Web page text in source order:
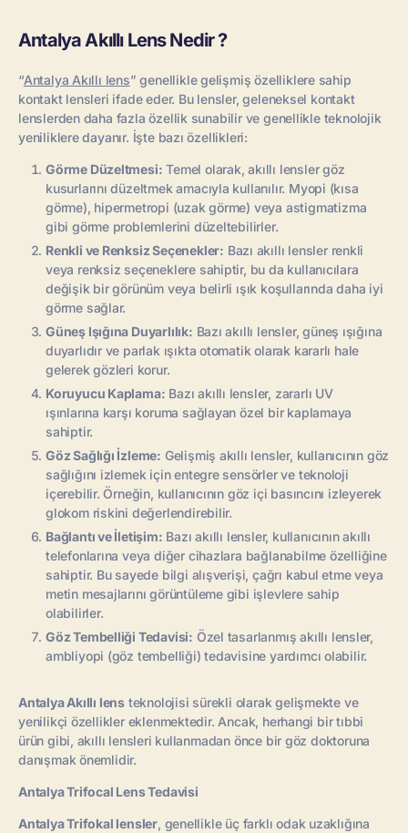
Antalya Akıllı Lens Nedir ?
“Antalya Akıllı lens” genellikle gelişmiş özelliklere sahip
kontakt lensleri ifade eder. Bu lensler, geleneksel kontakt
lenslerden daha fazla özellik sunabilir ve genellikle teknolojik
yeniliklere dayanır. İşte bazı özellikleri:
Görme Düzeltmesi: Temel olarak, akıllı lensler göz
kusurlarını düzeltmek amacıyla kullanılır. Myopi (kısa
görme), hipermetropi (uzak görme) veya astigmatizma
gibi görme problemlerini düzeltebilirler.
Renkli ve Renksiz Seçenekler: Bazı akıllı lensler renkli
veya renksiz seçeneklere sahiptir, bu da kullanıcılara
değişik bir görünüm veya belirli ışık koşullarında daha iyi
görme sağlar.
Güneş Işığına Duyarlılık: Bazı akıllı lensler, güneş ışığına
duyarlıdır ve parlak ışıkta otomatik olarak kararlı hale
gelerek gözleri korur.
Koruyucu Kaplama: Bazı akıllı lensler, zararlı UV
ışınlarına karşı koruma sağlayan özel bir kaplamaya
sahiptir.
Göz Sağlığı İzleme: Gelişmiş akıllı lensler, kullanıcının göz
sağlığını izlemek için entegre sensörler ve teknoloji
içerebilir. Örneğin, kullanıcının göz içi basıncını izleyerek
glokom riskini değerlendirebilir.
Bağlantı ve İletişim: Bazı akıllı lensler, kullanıcının akıllı
telefonlarına veya diğer cihazlara bağlanabilme özelliğine
sahiptir. Bu sayede bilgi alışverişi, çağrı kabul etme veya
metin mesajlarını görüntüleme gibi işlevlere sahip
olabilirler.
Göz Tembelliği Tedavisi: Özel tasarlanmış akıllı lensler,
ambliyopi (göz tembelliği) tedavisine yardımcı olabilir.
Antalya Akıllı lens teknolojisi sürekli olarak gelişmekte ve
yenilikçi özellikler eklenmektedir. Ancak, herhangi bir tıbbi
ürün gibi, akıllı lensleri kullanmadan önce bir göz doktoruna
danışmak önemlidir.
Antalya Trifocal Lens Tedavisi
Antalya Trifokal lensler, genellikle üç farklı odak uzaklığına